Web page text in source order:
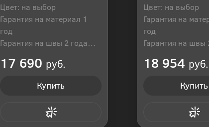
Цвет: на выбор
Гарантия на материал 1
год
Гарантия на швы 2 года
17 690 руб.
Купить
Цвет: на выбор
Гарантия на
год
Гарантия на швы
18 954 руб.
Купить